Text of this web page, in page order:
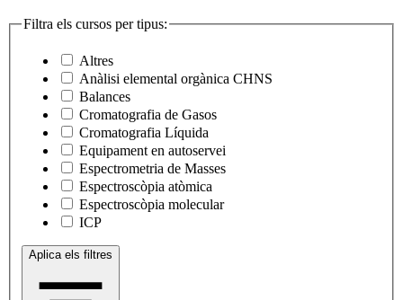
Filtra els cursos per tipus:
Altres
Anàlisi elemental orgànica CHNS
Balances
Cromatografia de Gasos
Cromatografia Líquida
Equipament en autoservei
Espectrometria de Masses
Espectroscòpia atòmica
Espectroscòpia molecular
ICP
Aplica els filtres